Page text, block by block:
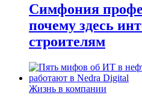
Симфония
почему здесь
строителям
Жизнь в компании